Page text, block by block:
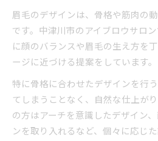
初めてのアイブロウ体
リフトアップ施術で印
施術前後の写真で分かる
アイブロウ施術で自信
眉ケアとリフトアップで印
アイブロウケアで叶う
眉毛のデザインは、骨格や筋肉の
です。中津川市のアイブロウサロ
に顔のバランスや眉毛の生え方を
ージに近づける提案をしています。
特に骨格に合わせたデザインを行
てしまうことなく、自然な仕上が
の方はアーチを意識したデザイン
ンを取り入れるなど、個々に応じ